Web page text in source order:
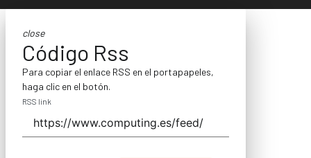
close
Código Rss
Para copiar el enlace RSS en el portapapeles,
haga clic en el botón.
RSS link